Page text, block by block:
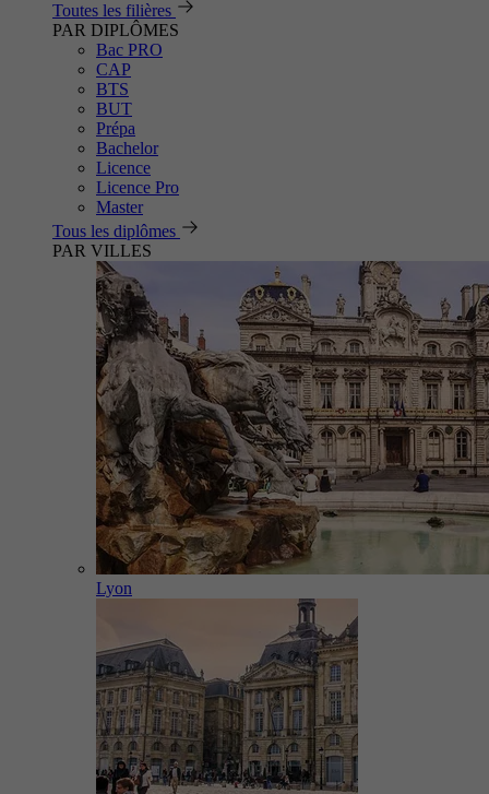
Toutes les filières
PAR DIPLÔMES
Bac PRO
CAP
BTS
BUT
Prépa
Bachelor
Licence
Licence Pro
Master
Tous les diplômes
PAR VILLES
Lyon